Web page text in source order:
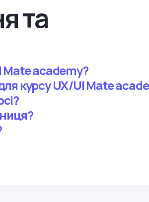
та
Mate academy?
курсу UX/UI Mate